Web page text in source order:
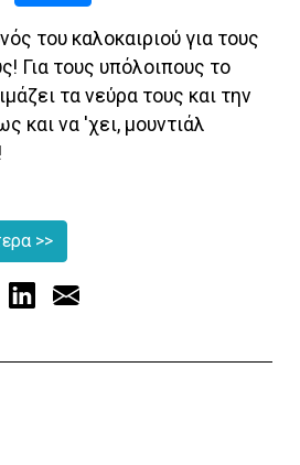
του καλοκαιριού για τους
Για τους υπόλοιπους το
τα νεύρα τους και την
και να 'χει, μουντιάλ
>>